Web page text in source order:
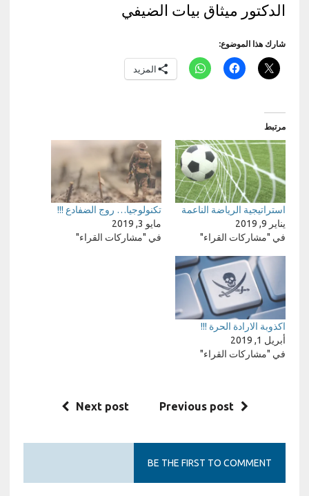
الدكتور ميثاق بيات الضيفي
شارك هذا الموضوع:
المزيد
مرتبط
استراتيجية الرياضة الناعمة
يناير 9, 2019
في "مشاركات القراء"
تكنولوجيا… روج الضفادع !!!
مايو 3, 2019
في "مشاركات القراء"
اكذوبة الارادة الحرة !!!
أبريل 1, 2019
في "مشاركات القراء"
Previous post
Next post
BE THE FIRST TO COMMENT